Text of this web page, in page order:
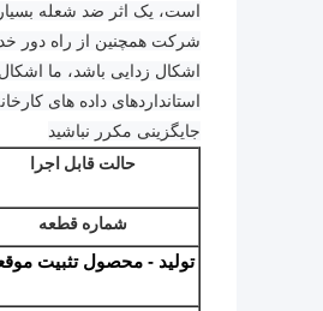
است، یک اثر ضد شعله
شرکت همچنین از راه دور
اشکال زدایی باشد، ما
استانداردهای داده های
جایگزینی مکرر نباشید
حالت قابل اجرا
شماره قطعه
تولید - محصول تثبیت